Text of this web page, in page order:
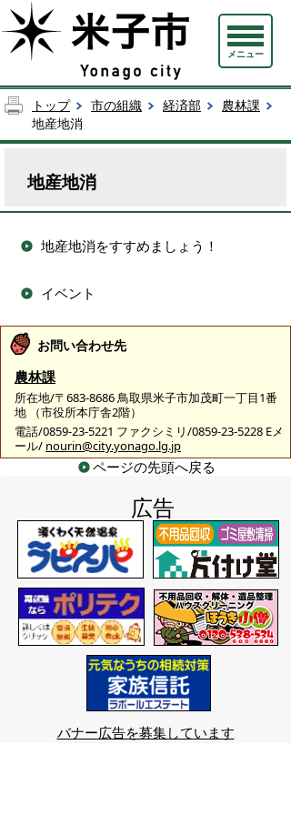
メニュー
トップ 市の組織 経済部
農林課
地産地消
地産地消
地産地消をすすめましょう！
イベント
お問い合わせ先
農林課
所在地/〒683-8686 鳥取県米子市加茂町一丁目1番
地 （市役所本庁舎2階）
電話/0859-23-5221 ファクシミリ/0859-23-5228 Eメ
ール/ nourin@city.yonago.lg.jp
ページの先頭へ戻る
広告
バナー広告を募集しています